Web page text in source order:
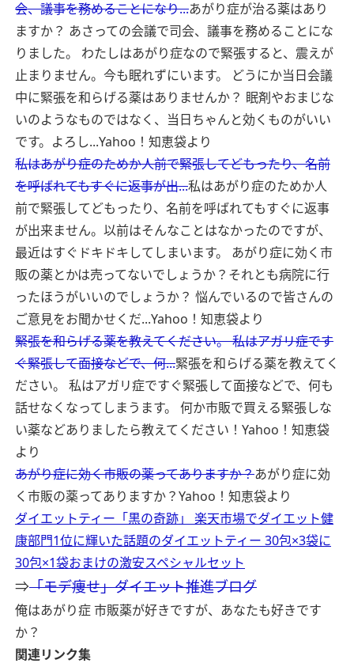
会、議事を務めることになり...あがり症が治る薬はあり
ますか？ あさっての会議で司会、議事を務めることにな
りました。 わたしはあがり症なので緊張すると、震えが
止まりません。今も眠れずにいます。 どうにか当日会議
中に緊張を和らげる薬はありませんか？ 眠剤やおまじな
いのようなものではなく、当日ちゃんと効くものがいい
です。よろし...Yahoo！知恵袋より
私はあがり症のためか人前で緊張してどもったり、名前
を呼ばれてもすぐに返事が出...私はあがり症のためか人
前で緊張してどもったり、名前を呼ばれてもすぐに返事
が出来ません。以前はそんなことはなかったのですが、
最近はすぐドキドキしてしまいます。 あがり症に効く市
販の薬とかは売ってないでしょうか？それとも病院に行
ったほうがいいのでしょうか？ 悩んでいるので皆さんの
ご意見をお聞かせくだ...Yahoo！知恵袋より
緊張を和らげる薬を教えてください。 私はアガリ症です
ぐ緊張して面接などで、何...緊張を和らげる薬を教えてく
ださい。 私はアガリ症ですぐ緊張して面接などで、何も
話せなくなってしまうます。 何か市販で買える緊張しな
い薬などありましたら教えてください！ Yahoo！知恵袋
より
あがり症に効く市販の薬ってありますか？あがり症に効
く市販の薬ってありますか？Yahoo！知恵袋より
ダイエットティー「黒の奇跡」 楽天市場でダイエット健
康部門1位に輝いた話題のダイエットティー 30包×3袋に
30包×1袋おまけの激安スペシャルセット
⇒「モデ痩せ」ダイエット推進ブログ
俺はあがり症 市販薬が好きですが、あなたも好きです
か？
関連リンク集